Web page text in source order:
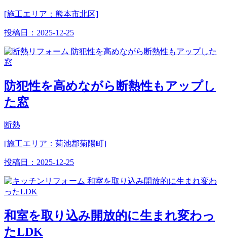
[施工エリア：熊本市北区]
投稿日： 2025-12-25
防犯性を高めながら断熱性もアップし
た窓
断熱
[施工エリア：菊池郡菊陽町]
投稿日： 2025-12-25
和室を取り込み開放的に生まれ変わっ
たLDK